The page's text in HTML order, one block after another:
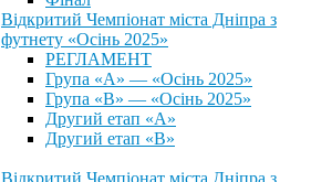
Відкритий Чемпіонат міста Дніпра з
футнету «Осінь 2025»
РЕГЛАМЕНТ
Група «А» — «Осінь 2025»
Група «В» — «Осінь 2025»
Другий етап «А»
Другий етап «В»
Відкритий Чемпіонат міста Дніпра з